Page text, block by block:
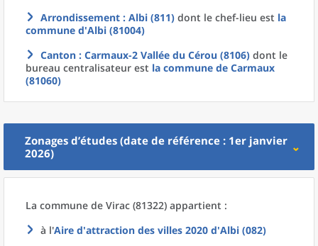
Arrondissement : Albi (811) dont le chef-lieu est la
commune d'Albi (81004)
Canton : Carmaux-2 Vallée du Cérou (8106) dont le
bureau centralisateur est la commune de Carmaux
(81060)
Zonages d’études (date de référence : 1er janvier
2026)
La commune de Virac (81322) appartient :
à l'Aire d'attraction des villes 2020 d'Albi (082)